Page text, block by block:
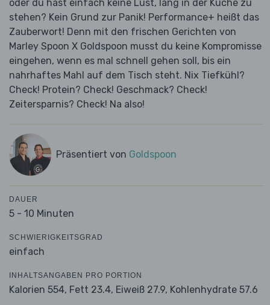
oder du hast einfach keine Lust, lang in der Küche zu
stehen? Kein Grund zur Panik! Performance+ heißt das
Zauberwort! Denn mit den frischen Gerichten von
Marley Spoon X Goldspoon musst du keine Kompromisse
eingehen, wenn es mal schnell gehen soll, bis ein
nahrhaftes Mahl auf dem Tisch steht. Nix Tiefkühl?
Check! Protein? Check! Geschmack? Check!
Zeitersparnis? Check! Na also!
Präsentiert von Goldspoon
DAUER
5 - 10 Minuten
SCHWIERIGKEITSGRAD
einfach
INHALTSANGABEN PRO PORTION
Kalorien 554, Fett 23.4, Eiweiß 27.9, Kohlenhydrate 57.6